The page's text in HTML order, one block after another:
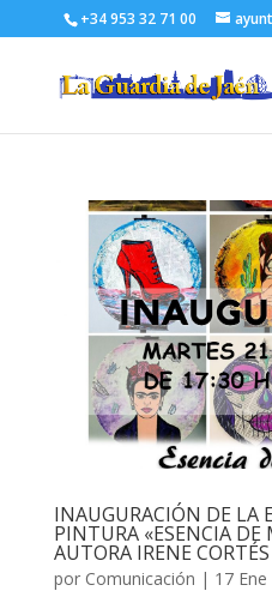
+34 953 32 71 00
INAUGURACIÓN DE LA
PINTURA «ESENCIA DE
AUTORA IRENE CORTÉS
por Comunicación | 17